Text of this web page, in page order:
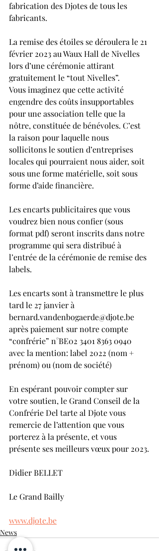
fabrication des Djotes de tous les
fabricants.
La remise des étoiles se déroulera le 21
février 2023 au Waux Hall de Nivelles
lors d’une cérémonie attirant
gratuitement le “tout Nivelles”.
Vous imaginez que cette activité
engendre des coûts insupportables
pour une association telle que la
nôtre, constituée de bénévoles. C’est
la raison pour laquelle nous
sollicitons le soutien d’entreprises
locales qui pourraient nous aider, soit
sous une forme matérielle, soit sous
forme d’aide financière.
Les encarts publicitaires que vous
voudrez bien nous confier (sous
format pdf) seront inscrits dans notre
programme qui sera distribué à
l’entrée de la cérémonie de remise des
labels.
Les encarts sont à transmettre le plus
tard le 27 janvier à
bernard.vandenbogaerde@djote.be
après paiement sur notre compte
“confrérie” n°BE02 3401 8363 0940
avec la mention: label 2022 (nom +
prénom) ou (nom de société)
En espérant pouvoir compter sur
votre soutien, le Grand Conseil de la
Confrérie Del tarte al Djote vous
remercie de l’attention que vous
porterez à la présente, et vous
présente ses meilleurs vœux pour 2023.
Didier BELLET
Le Grand Bailly
www.djote.be
News